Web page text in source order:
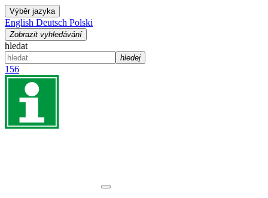
Výběr jazyka
English Deutsch Polski
Zobrazit vyhledávání
hledat
hledej
156